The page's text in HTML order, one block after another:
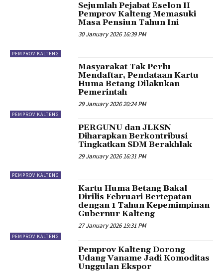
PEMPROV KALTENG
Sejumlah Pejabat Eselon II
Pemprov Kalteng Memasuki
Masa Pensiun Tahun Ini
30 January 2026 16:39 PM
PEMPROV KALTENG
Masyarakat Tak Perlu
Mendaftar, Pendataan Kartu
Huma Betang Dilakukan
Pemerintah
29 January 2026 20:24 PM
PEMPROV KALTENG
PERGUNU dan JLKSN
Diharapkan Berkontribusi
Tingkatkan SDM Berakhlak
29 January 2026 16:31 PM
PEMPROV KALTENG
Kartu Huma Betang Bakal
Dirilis Februari Bertepatan
dengan 1 Tahun Kepemimpinan
Gubernur Kalteng
27 January 2026 19:31 PM
Pemprov Kalteng Dorong
Udang Vaname Jadi Komoditas
Unggulan Ekspor